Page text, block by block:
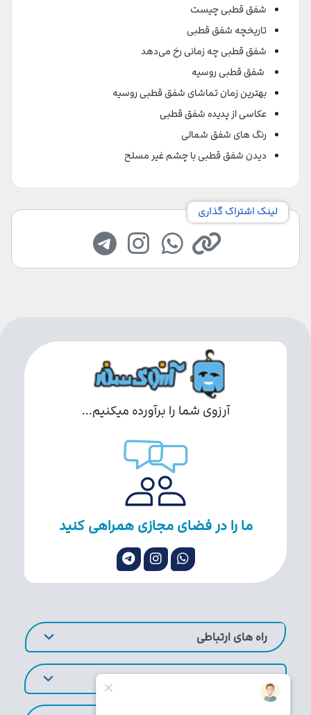
شفق قطبی چیست
تاریخچه شفق قطبی
شفق قطبی چه زمانی رخ می‌دهد
شفق قطبی روسیه
بهترین زمان تماشای شفق قطبی روسیه
عکاسی از پدیده شفق قطبی
رنگ های شفق شمالی
دیدن شفق قطبی با چشم غیر مسلح
لینک اشتراک گذاری
آرزوی شما را برآورده میکنیم...
ما را در فضای مجازی همراهی کنید
راه های ارتباطی
لینک های کاربردی